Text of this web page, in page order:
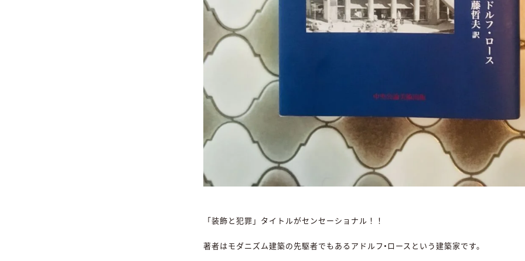
「装飾と犯罪」タイトルがセンセーショナル！！
著者はモダニズム建築の先駆者でもあるアドルフ•ロースという建築家です。